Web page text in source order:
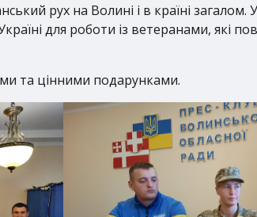
рух на Волині і в країні
для роботи із ветеранами, які
та цінними подарунками.